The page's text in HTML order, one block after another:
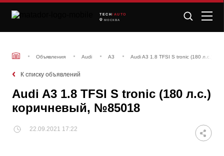
TECH /AUTO
МОСКВА
Объявления Audi A3 Audi A3 1.8 TFSI S tronic (180 л.с.)
К списку объявлений
Audi A3 1.8 TFSI S tronic (180 л.с.)
коричневый, №85018
22.09.2021 17:22